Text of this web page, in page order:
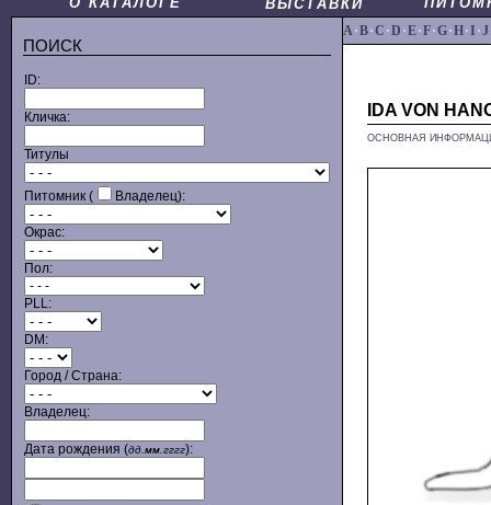
ВЫСТАВКИ
ПОИСК
ID:
Кличка:
Титулы
Питомник ( Владелец):
Окрас:
Пол:
PLL:
DM:
Город / Страна:
Владелец:
Дата рождения (дд.мм.гггг):
A·B·C ·D ·E·F·G·H·I ·J
IDA VON
ОСНОВНАЯ